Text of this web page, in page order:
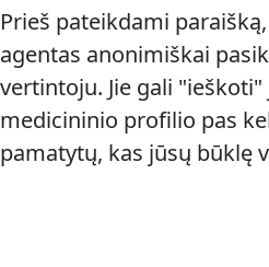
Prieš pateikdami
agentas anonimiškai
vertintoju. Jie gali
medicininio profilio pas
pamatytų, kas jūsų būklę